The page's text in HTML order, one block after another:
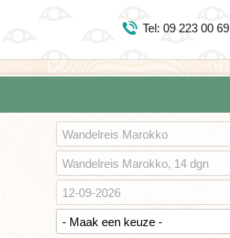
Tel: 09 223 00 69